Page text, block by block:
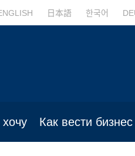
日本語 한국어
Как вести бизнес